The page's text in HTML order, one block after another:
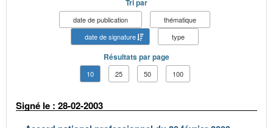
date de publication
thématique
date de signature
type
Résultats par page
10 25 50 100
Signé le : 28-02-2003